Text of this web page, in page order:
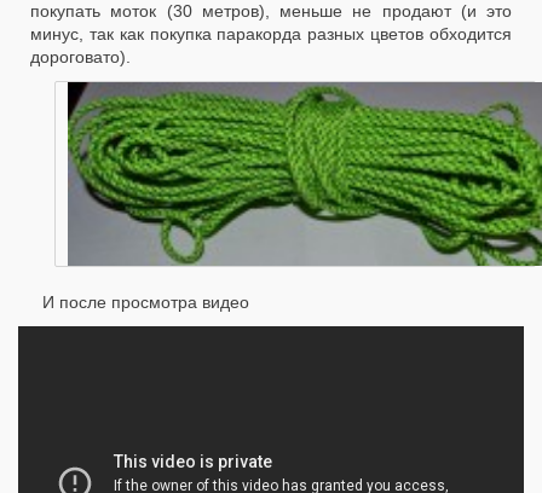
покупать моток (30 метров), меньше не продают (и это
минус, так как покупка паракорда разных цветов обходится
дороговато).
И после просмотра видео